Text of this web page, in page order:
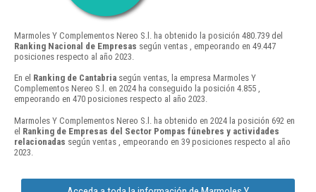
Marmoles Y Complementos Nereo S.l. ha obtenido la posición 480.739 del
Ranking Nacional de Empresas según ventas , empeorando en 49.447
posiciones respecto al año 2023.
En el Ranking de Cantabria según ventas, la empresa Marmoles Y
Complementos Nereo S.l. en 2024 ha conseguido la posición 4.855 ,
empeorando en 470 posiciones respecto al año 2023.
Marmoles Y Complementos Nereo S.l. ha obtenido en 2024 la posición 692 en
el Ranking de Empresas del Sector Pompas fúnebres y actividades
relacionadas según ventas , empeorando en 39 posiciones respecto al año
2023.